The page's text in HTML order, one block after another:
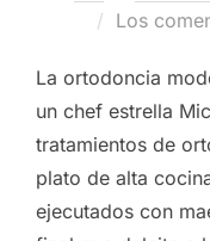
Los
La ortodoncia
un chef estrella
tratamientos de
plato de alta
ejecutados con